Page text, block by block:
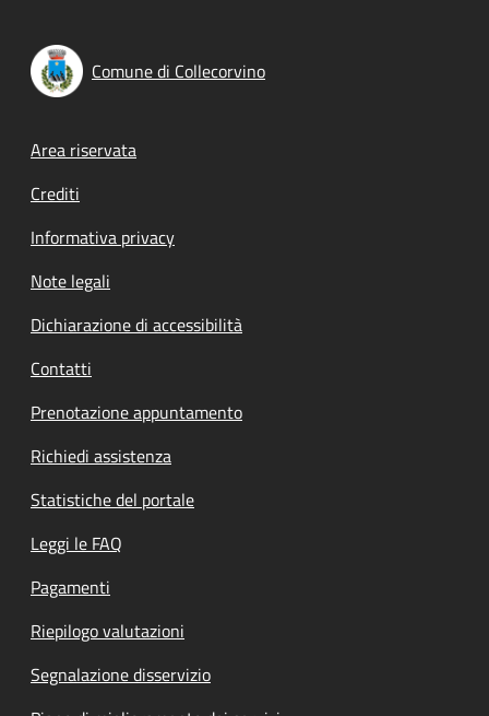
Comune di Collecorvino
Footer menu
Area riservata
Crediti
Informativa privacy
Note legali
Dichiarazione di accessibilità
Contatti
Prenotazione appuntamento
Richiedi assistenza
Statistiche del portale
Leggi le FAQ
Pagamenti
Riepilogo valutazioni
Segnalazione disservizio